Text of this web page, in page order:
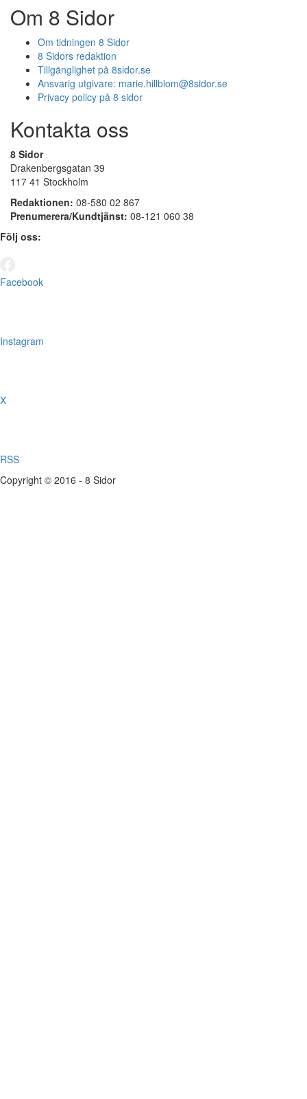
Om 8 Sidor
Om tidningen 8 Sidor
8 Sidors redaktion
Tillgänglighet på 8sidor.se
Ansvarig utgivare: marie.hillblom@8sidor.se
Privacy policy på 8 sidor
Kontakta oss
8 Sidor
Drakenbergsgatan 39
117 41 Stockholm
Redaktionen: 08-580 02 867
Prenumerera/Kundtjänst: 08-121 060 38
Följ oss:
Facebook
Instagram
X
RSS
Copyright © 2016 - 8 Sidor